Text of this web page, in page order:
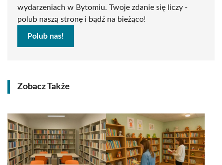
wydarzeniach w Bytomiu. Twoje zdanie się liczy -
polub naszą stronę i bądź na bieżąco!
Polub nas!
Zobacz Także